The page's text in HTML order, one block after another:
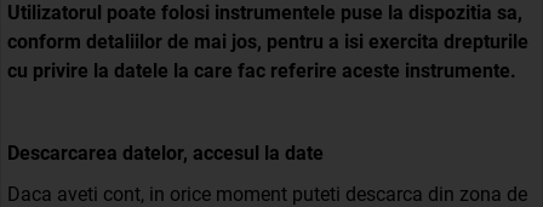
Utilizatorul poate folosi instrumentele puse la dispozitia sa,
conform detaliilor de mai jos, pentru a isi exercita drepturile
cu privire la datele la care fac referire aceste instrumente.
Descarcarea datelor, accesul la date
Daca aveti cont, in orice moment puteti descarca din zona de